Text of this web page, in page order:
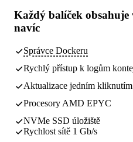
Každý balíček obsahuje
navíc
Správce Dockeru
Rychlý přístup k logům
Aktualizace jedním kliknutím
Procesory AMD EPYC
NVMe SSD úložiště
Rychlost sítě 1 Gb/s